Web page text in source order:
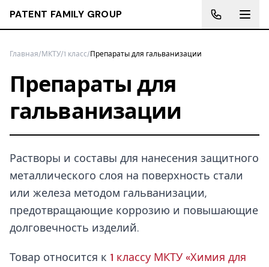
PATENT FAMILY GROUP
Главная/МКТУ/1 класс/Препараты для гальванизации
Препараты для
гальванизации
Растворы и составы для нанесения защитного
металлического слоя на поверхность стали
или железа методом гальванизации,
предотвращающие коррозию и повышающие
долговечность изделий.
Товар относится к 1 классу МКТУ «Химия для